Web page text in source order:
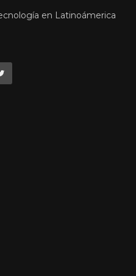
en Latinoámerica